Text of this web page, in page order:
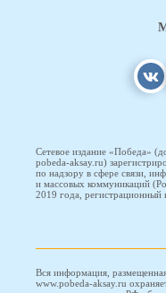
Сетевое издание «Победа»
pobeda-aksay.ru)
по надзору в сфере связи,
и массовых коммуникаций
2019 года,
Вся информация,
www.pobeda-aksay.ru